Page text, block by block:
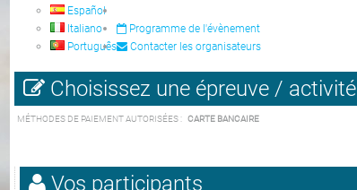
Español
Italiano
Português
Programme de l'évènement
Contacter les organisateurs
Choisissez une épreuve / activité
MÉTHODES DE PAIEMENT AUTORISÉES : CARTE BANCAIRE
Vos participants